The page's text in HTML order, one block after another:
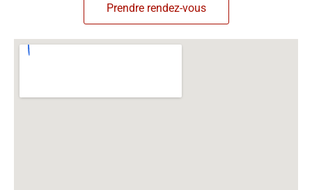
Prendre rendez-vous